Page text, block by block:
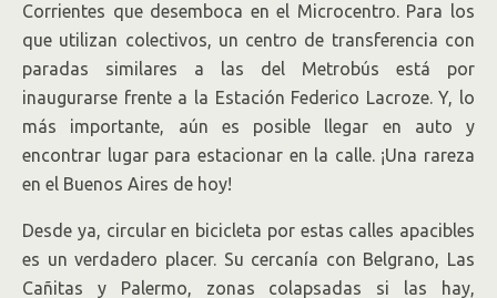
Corrientes que desemboca en el Microcentro. Para los
que utilizan colectivos, un centro de transferencia con
paradas similares a las del Metrobús está por
inaugurarse frente a la Estación Federico Lacroze. Y, lo
más importante, aún es posible llegar en auto y
encontrar lugar para estacionar en la calle. ¡Una rareza
en el Buenos Aires de hoy!
Desde ya, circular en bicicleta por estas calles apacibles
es un verdadero placer. Su cercanía con Belgrano, Las
Cañitas y Palermo, zonas colapsadas si las hay,